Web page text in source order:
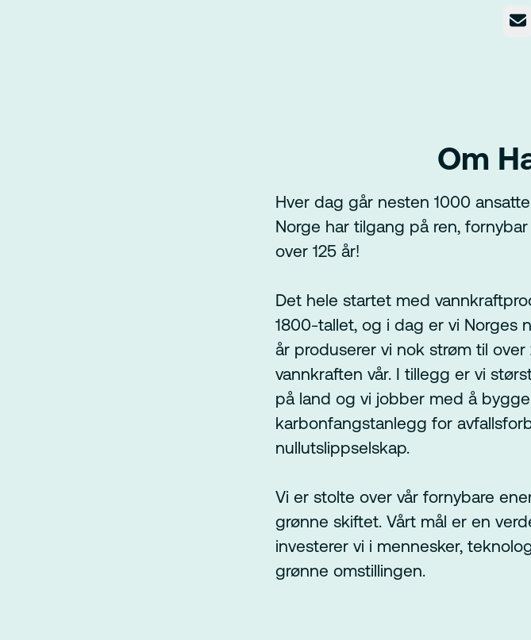
E-
Om
Hver dag går nesten 1000
Norge har tilgang på ren,
over 125 år!
Det hele startet med
1800-tallet, og i dag er vi Norges
år produserer vi nok strøm til
vannkraften vår. I tillegg er vi
på land og vi jobber med å
karbonfangstanlegg for
nullutslippselskap.
Vi er stolte over vår fornybare
grønne skiftet. Vårt mål er en
investerer vi i mennesker,
grønne omstillingen.